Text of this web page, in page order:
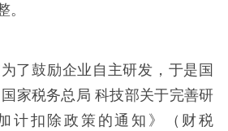
。
了鼓励企业自主研发，于是国
家税务总局 科技部关于完善研
计扣除政策的通知》（财税